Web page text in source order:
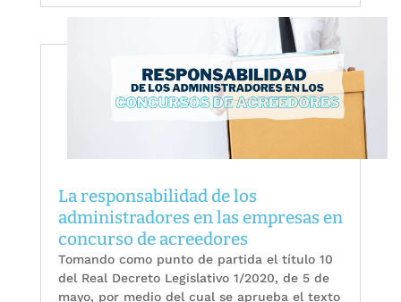
La responsabilidad de los
administradores en las empresas en
concurso de acreedores
Tomando como punto de partida el título 10
del Real Decreto Legislativo 1/2020, de 5 de
mayo, por medio del cual se aprueba el texto